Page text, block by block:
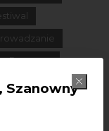
Szanowny
Pomorze
płatne